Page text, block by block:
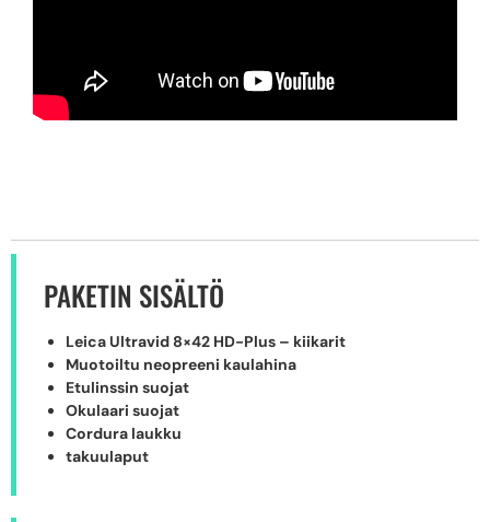
PAKETIN SISÄLTÖ
Leica Ultravid 8×42 HD-Plus – kiikarit
Muotoiltu neopreeni kaulahina
Etulinssin suojat
Okulaari suojat
Cordura laukku
takuulaput